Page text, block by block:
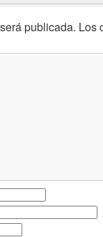
publicada. Los